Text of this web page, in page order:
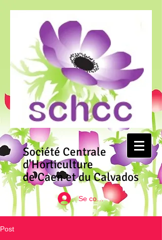
Société Centrale
d'Horticulture
de Caen et du Calvados
Se connecter
Post